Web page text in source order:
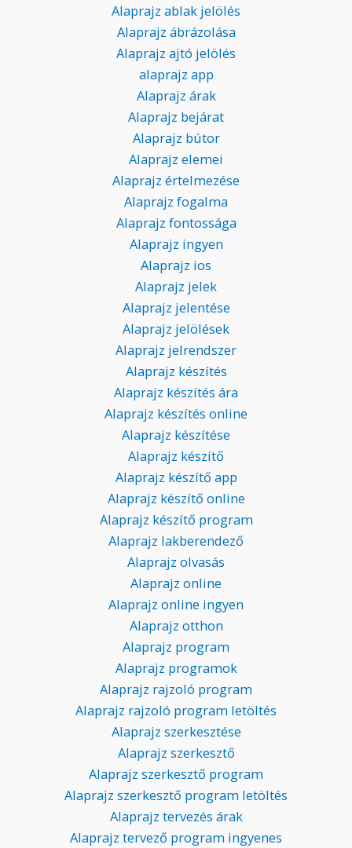
Alaprajz ablak jelölés
Alaprajz ábrázolása
Alaprajz ajtó jelölés
alaprajz app
Alaprajz árak
Alaprajz bejárat
Alaprajz bútor
Alaprajz elemei
Alaprajz értelmezése
Alaprajz fogalma
Alaprajz fontossága
Alaprajz ingyen
Alaprajz ios
Alaprajz jelek
Alaprajz jelentése
Alaprajz jelölések
Alaprajz jelrendszer
Alaprajz készítés
Alaprajz készítés ára
Alaprajz készítés online
Alaprajz készítése
Alaprajz készítő
Alaprajz készítő app
Alaprajz készítő online
Alaprajz készítő program
Alaprajz lakberendező
Alaprajz olvasás
Alaprajz online
Alaprajz online ingyen
Alaprajz otthon
Alaprajz program
Alaprajz programok
Alaprajz rajzoló program
Alaprajz rajzoló program letöltés
Alaprajz szerkesztése
Alaprajz szerkesztő
Alaprajz szerkesztő program
Alaprajz szerkesztő program letöltés
Alaprajz tervezés árak
Alaprajz tervező program ingyenes